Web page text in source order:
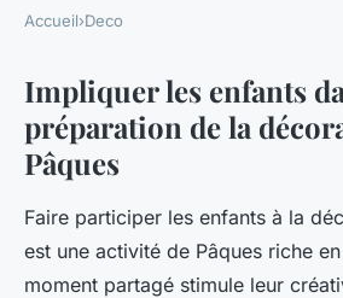
Impliquer vos
création enchantée
décoration de
conseils et astuces
fête inoubliable !
Accueil›Deco
Impliquer les enfants
préparation de la
Pâques
Faire participer les enfants à la
est une activité de Pâques riche
moment partagé stimule leur